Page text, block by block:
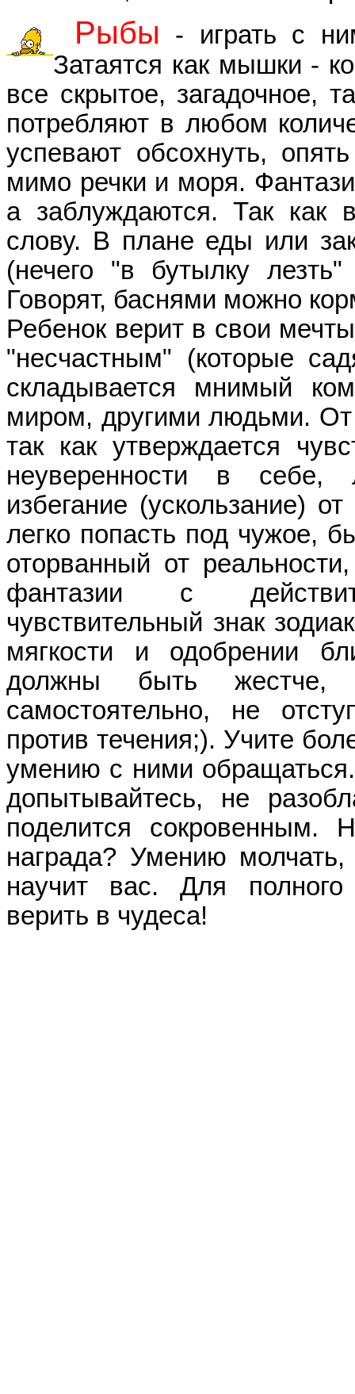
Рыбы - играть с
Затаятся как мышки -
все скрытое, загадочное,
потребляют в любом
успевают обсохнуть,
мимо речки и моря.
а заблуждаются. Так как
слову. В плане еды или
(нечего "в бутылку
Говорят, баснями можно
Ребенок верит в свои
"несчастным" (которые
складывается мнимый
миром, другими людьми. От
так как утверждается
неуверенности в себе,
избегание (ускользание)
легко попасть под чужое,
оторванный от
фантазии с
чувствительный знак
мягкости и одобрении
должны быть жестче,
самостоятельно, не
против течения;). Учите
умению с ними
допытывайтесь, не
поделится сокровенным.
награда? Умению молчать,
научит вас. Для полного
верить в чудеса!